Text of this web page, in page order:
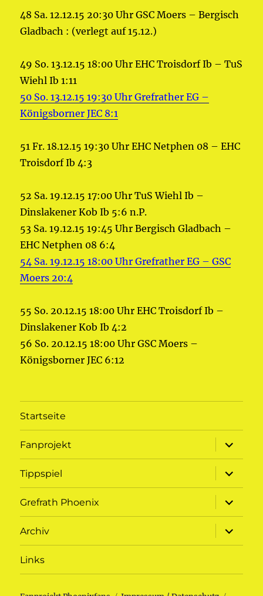
48 Sa. 12.12.15 20:30 Uhr GSC Moers – Bergisch
Gladbach : (verlegt auf 15.12.)
49 So. 13.12.15 18:00 Uhr EHC Troisdorf Ib – TuS
Wiehl Ib 1:11
50 So. 13.12.15 19:30 Uhr Grefrather EG –
Königsborner JEC 8:1
51 Fr. 18.12.15 19:30 Uhr EHC Netphen 08 – EHC
Troisdorf Ib 4:3
52 Sa. 19.12.15 17:00 Uhr TuS Wiehl Ib –
Dinslakener Kob Ib 5:6 n.P.
53 Sa. 19.12.15 19:45 Uhr Bergisch Gladbach –
EHC Netphen 08 6:4
54 Sa. 19.12.15 18:00 Uhr Grefrather EG – GSC
Moers 20:4
55 So. 20.12.15 18:00 Uhr EHC Troisdorf Ib –
Dinslakener Kob Ib 4:2
56 So. 20.12.15 18:00 Uhr GSC Moers –
Königsborner JEC 6:12
Startseite
Fanprojekt
öffnen
Tippspiel
öffnen
Grefrath Phoenix
öffnen
Archiv
öffnen
Links